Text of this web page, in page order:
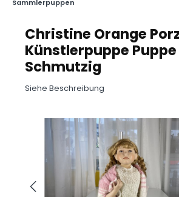
Sammlerpuppen
Christine Orange
Künstlerpuppe
Schmutzig
Siehe Beschreibung
Bildergalerie überspringen